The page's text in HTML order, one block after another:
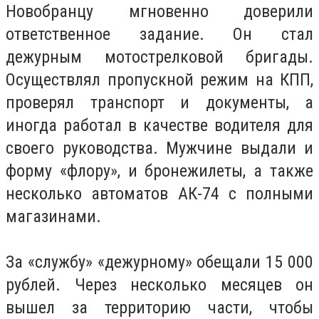
Новобранцу мгновенно доверили
ответственное задание. Он стал
дежурным мотострелковой бригады.
Осуществлял пропускной режим на КПП,
проверял транспорт и документы, а
иногда работал в качестве водителя для
своего руководства. Мужчине выдали и
форму «флору», и бронежилеты, а также
несколько автоматов АК-74 с полными
магазинами.
За «службу» «дежурному» обещали 15 000
рублей. Через несколько месяцев он
вышел за территорию части, чтобы